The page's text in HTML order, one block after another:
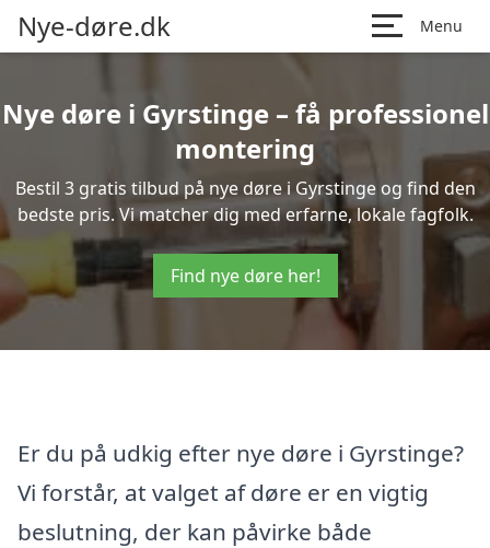
Nye-døre.dk Menu
Nye døre i Gyrstinge – få professionel
montering
Bestil 3 gratis tilbud på nye døre i Gyrstinge og find den
bedste pris. Vi matcher dig med erfarne, lokale fagfolk.
Find nye døre her!
Er du på udkig efter nye døre i Gyrstinge?
Vi forstår, at valget af døre er en vigtig
beslutning, der kan påvirke både